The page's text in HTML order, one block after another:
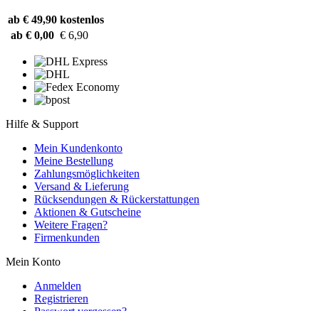
ab € 49,90 kostenlos
ab € 0,00 € 6,90
Hilfe & Support
Mein Kundenkonto
Meine Bestellung
Zahlungsmöglichkeiten
Versand & Lieferung
Rücksendungen & Rückerstattungen
Aktionen & Gutscheine
Weitere Fragen?
Firmenkunden
Mein Konto
Anmelden
Registrieren